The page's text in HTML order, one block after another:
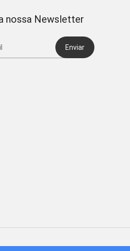
nossa Newsletter
Enviar